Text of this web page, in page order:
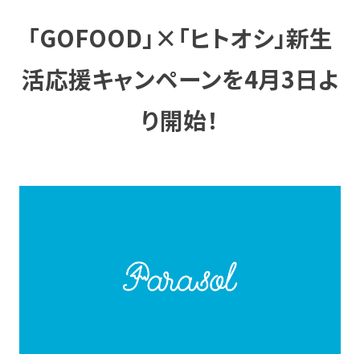
「GOFOOD」×「ヒトオシ」新生
活応援キャンペーンを4月3日よ
り開始！